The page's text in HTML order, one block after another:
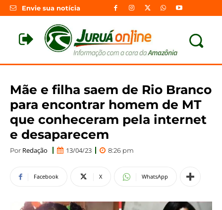
Envie sua notícia
Mãe e filha saem de Rio Branco
para encontrar homem de MT
que conheceram pela internet
e desaparecem
Por Redação 13/04/23 8:26 pm
Facebook X WhatsApp